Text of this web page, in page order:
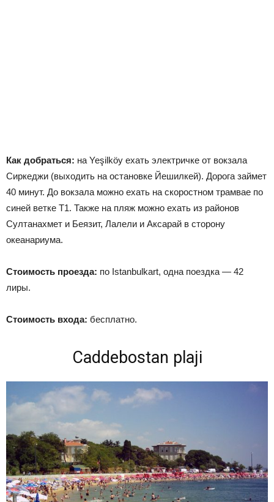
Как добраться: на Yeşilköy ехать электричке от вокзала
Сиркеджи (выходить на остановке Йешилкей). Дорога займет
40 минут. До вокзала можно ехать на скоростном трамвае по
синей ветке Т1. Также на пляж можно ехать из районов
Султанахмет и Беязит, Лалели и Аксарай в сторону
океанариума.
Стоимость проезда: по Istanbulkart, одна поездка — 42
лиры.
Стоимость входа: бесплатно.
Caddebostan plaji